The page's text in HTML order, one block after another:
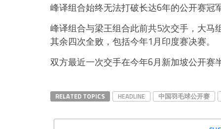
峰译组合始终无法打破长达6年的公开赛冠
峰译组合与梁王组合此前共5次交手，大马
其余四次全败，包括今年1月印度赛决赛。
双方最近一次交手在今年6月新加坡公开赛
RELATED TOPICS HEADLINE 中国羽毛球公开赛